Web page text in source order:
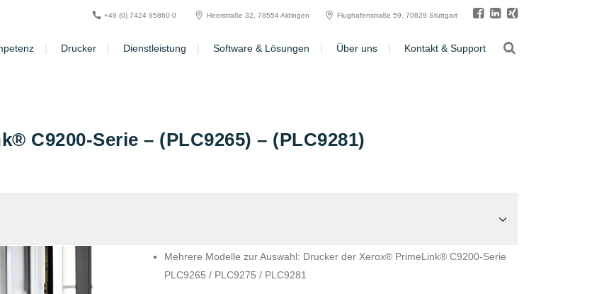
+49 (0) 7424 95860-0 Heerstraße 32, 78554 Aldingen Flughafenstraße 59, 70629 Stuttgart
Drucker Dienstleistung Software & Lösungen Über uns Kontakt & Support
C9200-Serie – (PLC9265) – (PLC9281)
Mehrere Modelle zur Auswahl: Drucker der Xerox® PrimeLink® C9200-Serie
PLC9265 / PLC9275 / PLC9281